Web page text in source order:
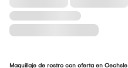
Maquillaje de rostro con oferta en Oechsle